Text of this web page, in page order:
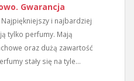
Gwarancja
Najpiękniejszy i najbardziej
tylko perfumy. Mają
oraz dużą zawartość
stały się na tyle...